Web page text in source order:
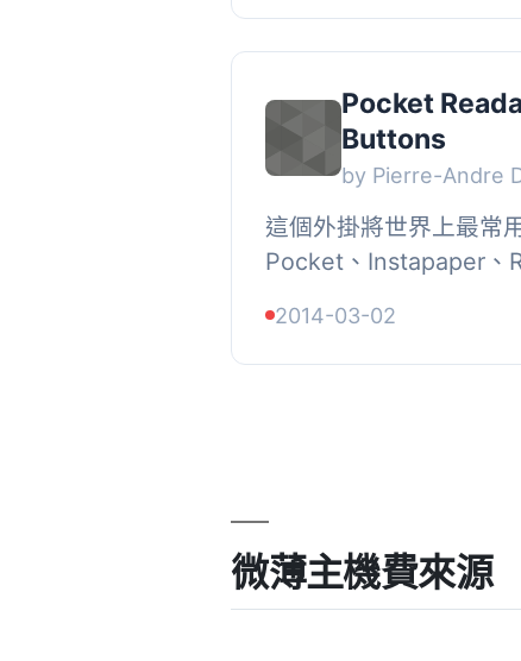
Pocket
Buttons
by Pierre-Andre
這個外掛將世界上最常
Pocket、Instapaper、
中，讓用戶稍後節省閱
2014-03-02
微薄主機費來源